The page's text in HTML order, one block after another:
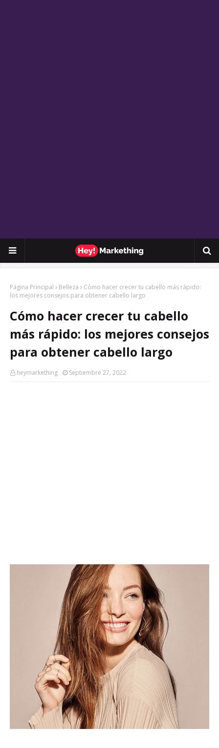
Página Principal Belleza
Cómo hacer crecer tu cabello más rápido:
los mejores consejos para obtener cabello largo
Cómo hacer crecer tu cabello
más rápido: los mejores consejos
para obtener cabello largo
heymarkething Septiembre 27, 2022